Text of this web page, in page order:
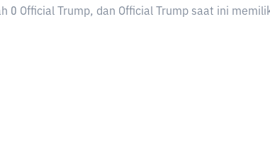
0 Official Trump, dan Official Trump saat ini